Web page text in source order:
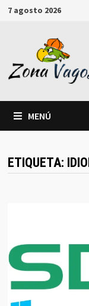
Saltar
7 agosto 2026
MENÚ
ETIQUETA: